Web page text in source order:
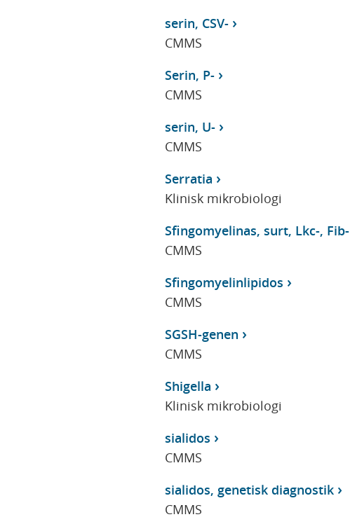
serin, CSV-
CMMS
Serin, P-
CMMS
serin, U-
CMMS
Serratia
Klinisk mikrobiologi
Sfingomyelinas, surt, Lkc-, Fib-
CMMS
Sfingomyelinlipidos
CMMS
SGSH-genen
CMMS
Shigella
Klinisk mikrobiologi
sialidos
CMMS
sialidos, genetisk diagnostik
CMMS